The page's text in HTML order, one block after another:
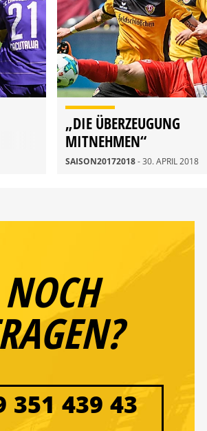
„DIE ÜBERZEUGUNG
MITNEHMEN“
SAISON20172018- 30. APRIL 2018
NOCH
351 439 43